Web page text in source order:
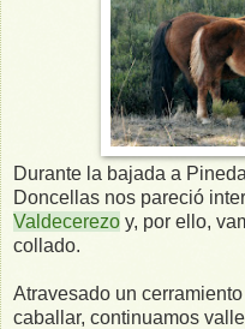
Durante la bajada a
Doncellas nos pareció
Valdecerezo y, por ello,
collado.
Atravesado un
caballar, continuamos